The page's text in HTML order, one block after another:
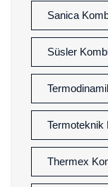
Sanica
Süsler
Termoteknik
Thermex